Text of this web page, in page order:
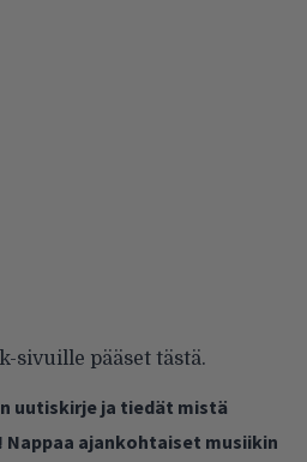
sivuille pääset tästä.
uutiskirje ja tiedät mistä
ajankohtaiset musiikin